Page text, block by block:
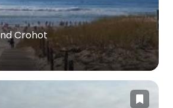
Crohot